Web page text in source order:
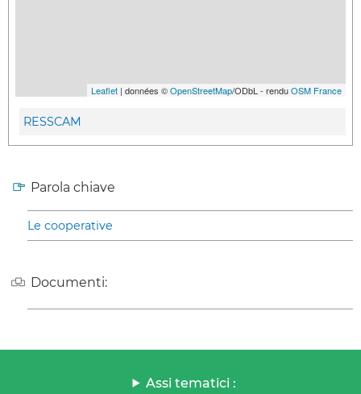
Leaflet | données ©OpenStreetMap/ODbL - renduOSM France
RESSCAM
Parola chiave
Le cooperative
Documenti:
Assi tematici :